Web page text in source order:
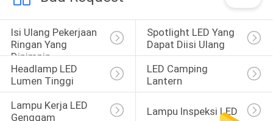
Isi Ulang Pekerjaan
Ringan Yang
Dipimpin
Spotlight LED Yang
Dapat Diisi Ulang
Headlamp LED
Lumen Tinggi
LED Camping
Lantern
Lampu Kerja LED
Genggam
Lampu Inspeksi LED